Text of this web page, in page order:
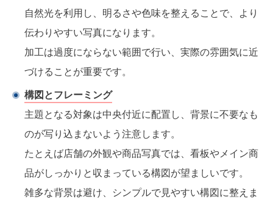
自然光を利用し、明るさや色味を整えることで、より
伝わりやすい写真になります。
加工は過度にならない範囲で行い、実際の雰囲気に近
づけることが重要です。
構図とフレーミング
主題となる対象は中央付近に配置し、背景に不要なも
のが写り込まないよう注意します。
たとえば店舗の外観や商品写真では、看板やメイン商
品がしっかりと収まっている構図が望ましいです。
雑多な背景は避け、シンプルで見やすい構図に整えま